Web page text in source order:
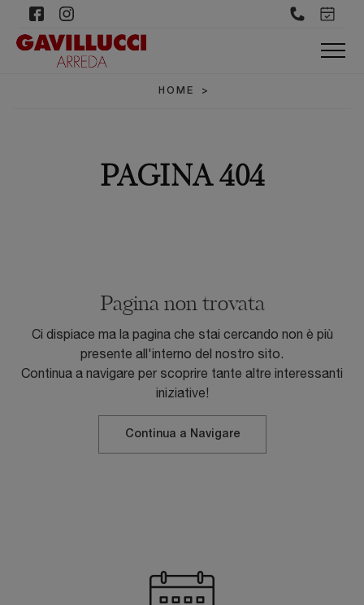
HOME >
PAGINA 404
Pagina non trovata
Ci dispiace ma la pagina che stai cercando non è più
presente all'interno del nostro sito.
Continua a navigare per scoprire tante altre interessanti
iniziative!
Continua a Navigare